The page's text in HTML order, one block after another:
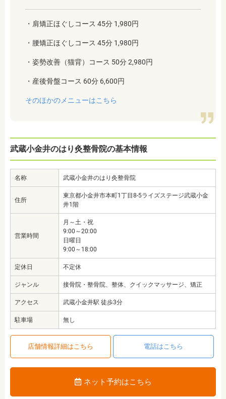
・肩矯正ほぐしコース 45分 1,980円
・腰矯正ほぐしコース 45分 1,980円
・姿勢改善（猫背）コース 50分 2,980円
・産後骨盤コース 60分 6,600円
そのほかのメニューはこちら
武蔵小金井のはり灸整骨院の基本情報
名称 武蔵小金井のはり灸整骨院
住所
東京都小金井市本町1丁目8-5ライズステージ武蔵小金
井1階
営業時間
月～土・祝
9:00～20:00
日曜日
9:00～18:00
定休日 不定休
ジャンル 接骨院・整骨院、整体、クイックマッサージ、矯正
アクセス 武蔵小金井駅 徒歩3分
駐車場 無し
店舗情報詳細はこちら 電話はこちら
ネット予約はこちら